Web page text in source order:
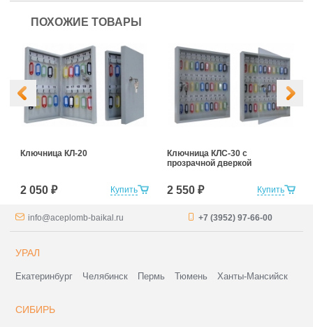
ПОХОЖИЕ ТОВАРЫ
Купить
Ключница КЛ-20
2 050 ₽ Купить
Ключница КЛС-30 с
прозрачной дверкой
2 550 ₽
info@aceplomb-baikal.ru +7 (3952) 97-66-00
УРАЛ
Екатеринбург Челябинск Пермь Тюмень Ханты-Мансийск
СИБИРЬ